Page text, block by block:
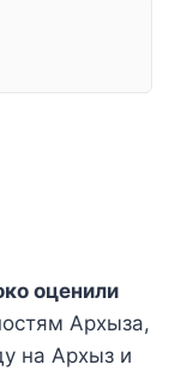
оценили
Архыза,
на Архыз и